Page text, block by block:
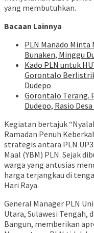
yang membutuhkan.
Bacaan Lainnya
PLN Manado
Bunaken, Minggu
Kado PLN untuk
Gorontalo
Dudepo
Gorontalo Terang.
Dudepo, Rasio
Kegiatan bertajuk
Ramadan Penuh
strategis antara PLN
Maal (YBM) PLN. Sejak
warga yang antusias
harga terjangkau di
Hari Raya.
General Manager PLN
Utara, Sulawesi Tengah,
Bangun, memberikan